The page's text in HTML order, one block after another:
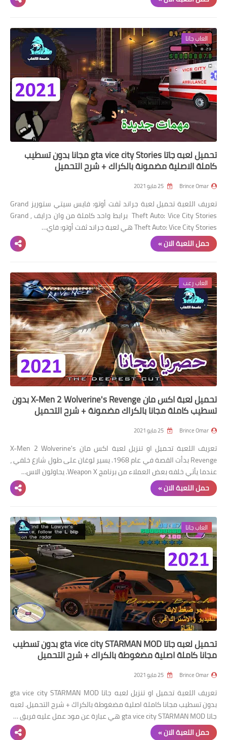
العاب جاتا
تحميل لعبه جاتا gta vice city Stories مجانا بدون تسطيب
كاملة الاصلية مضمونة بالكراك + شرح التحميل
Brince Omar
تعريف اللعبة تحميل لعبة جراند ثفت أوتو: فايس سيتي ستوريز Grand
Theft Auto: Vice City Stories برابط واحد كاملة من وان درايف , Grand
Theft Auto: Vice City Stories هي لعبة جراند ثفت أوتو: فاي…
حمل اللعبة الان »
العاب رعب
تحميل لعبة اكس مان X-Men 2 Wolverine's Revenge بدون
تسطيب كاملة مجانا بالكراك مضمونة + شرح التحميل
Brince Omar
تعريف اللعبة تحميل او تنزيل لعبة اكس مان X-Men 2 Wolverine's
Revenge بدأت القصة في عام 1968. يسير لوغان على طول شارع خلفي ،
عندما يأتي خلفه بعض العملاء من برنامج Weapon X. يحاولون الاس…
حمل اللعبة الان »
العاب جاتا
تحميل لعبه جاتا gta vice city STARMAN MOD بدون تسطيب
مجانا كاملة اصلية مضغوطة بالكراك + شرح التحميل
Brince Omar
تعريف اللعبة تحميل او تنزيل لعبه جاتا gta vice city STARMAN MOD
بدون تسطيب مجانا كاملة اصلية مضغوطة بالكراك + شرح التحميل. لعبه
جاتا gta vice city STARMAN MOD هي عبارة عن مود عمل عليه فريق …
حمل اللعبة الان »